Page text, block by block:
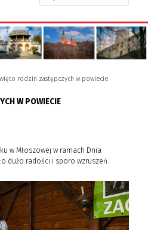
rodzin zastępczych w powiecie
W POWIECIE
w Młoszowej w ramach Dnia
dużo radości i sporo wzruszeń.